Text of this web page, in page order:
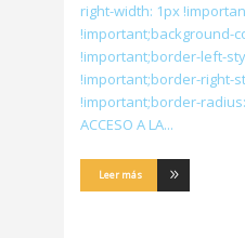
right-width: 1px
!important;background-
!important;border-left-
!important;border-right-
!important;border-
ACCESO A LA
Leer más